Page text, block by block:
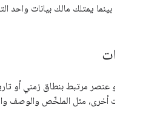
الأساسية، بينما يمتلك مالك بيانات واحد
الفعاليات
هو عنصر مرتبط بنطاق زمني أو
على بيانات أخرى، مثل الملخّص والوصف